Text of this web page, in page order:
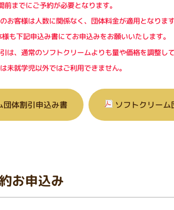
までにご予約が必要となります。
お客様は人数に関係なく、団体料金が適用となります
も下記申込み書にてお申込みをお願いいたします。
は、通常のソフトクリームよりも量や価格を調整して
未就学児以外ではご利用できません。
団体割引申込み書 ソフトクリーム
お申込み